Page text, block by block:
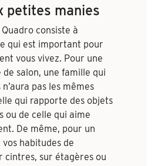
petites manies
Quadro consiste à
qui est important pour
vous vivez. Pour une
salon, une famille qui
pas les mêmes
qui rapporte des objets
ou de celle qui aime
De même, pour un
habitudes de
cintres, sur étagères ou